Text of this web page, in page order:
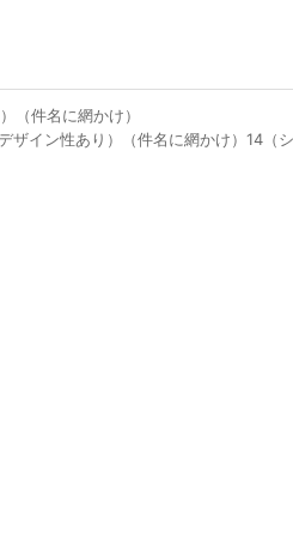
（件名に網かけ）
ザイン性あり）（件名に網かけ）14